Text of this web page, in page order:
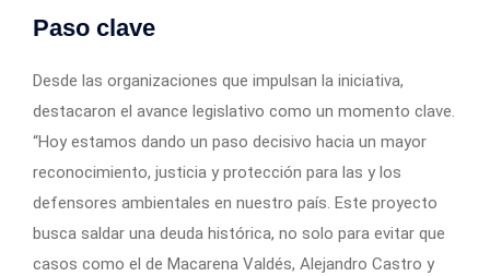
Paso clave
Desde las organizaciones que impulsan la iniciativa,
destacaron el avance legislativo como un momento clave.
“Hoy estamos dando un paso decisivo hacia un mayor
reconocimiento, justicia y protección para las y los
defensores ambientales en nuestro país. Este proyecto
busca saldar una deuda histórica, no solo para evitar que
casos como el de Macarena Valdés, Alejandro Castro y